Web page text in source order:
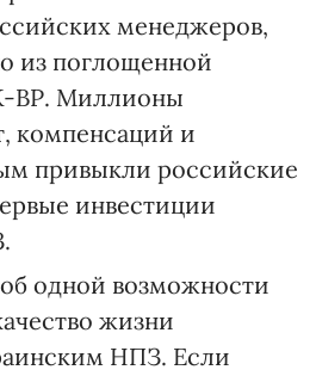
менеджеров,
из поглощенной
ВР. Миллионы
компенсаций и
привыкли российские
инвестиции
одной возможности
жизни
НПЗ. Если